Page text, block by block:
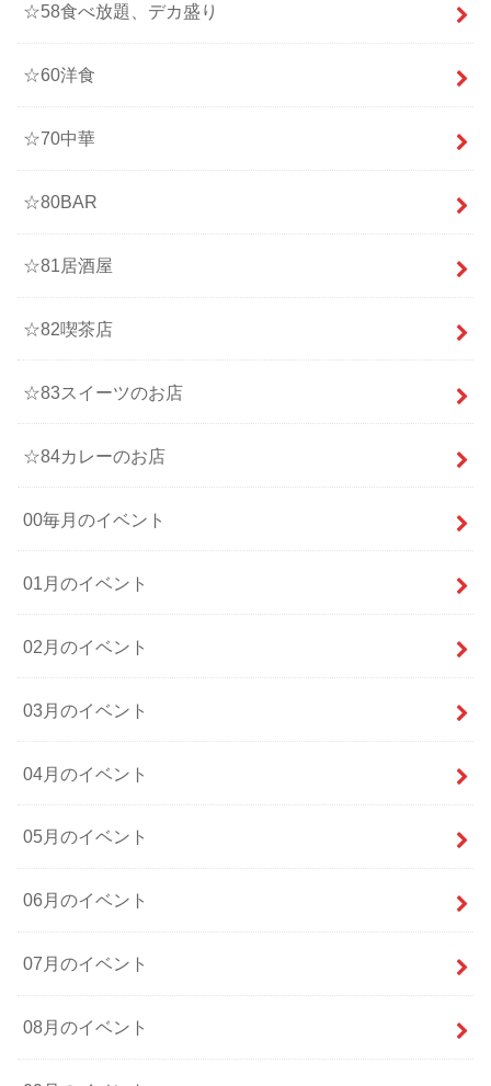
☆58食べ放題、デカ盛り
☆60洋食
☆70中華
☆80BAR
☆81居酒屋
☆82喫茶店
☆83スイーツのお店
☆84カレーのお店
00毎月のイベント
01月のイベント
02月のイベント
03月のイベント
04月のイベント
05月のイベント
06月のイベント
07月のイベント
08月のイベント